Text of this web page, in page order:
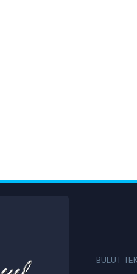
BULUT